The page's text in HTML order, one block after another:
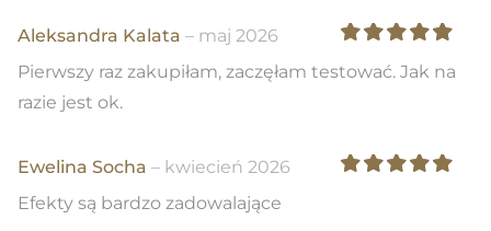
Aleksandra Kalata – maj 2026
Pierwszy raz zakupiłam, zaczęłam testować. Jak na
razie jest ok.
Ewelina Socha – kwiecień 2026
Efekty są bardzo zadowalające